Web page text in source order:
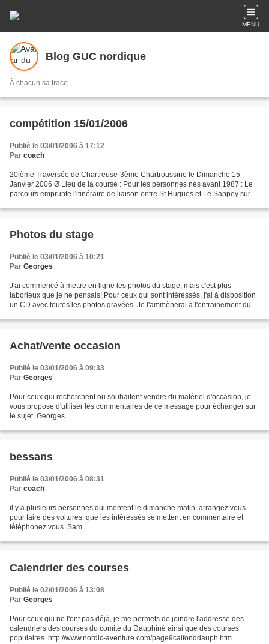
MENU
Blog GUC nordique
À chacun sa trace
compétition 15/01/2006
Publié le 03/01/2006 à 17:12
Par coach
20ième Traversée de Chartreuse-3ème Chartroussine le Dimanche 15
Janvier 2006 Ø Lieu de la course : Pour les personnes nés avant 1987 : Le
parcours emprunte l'itinéraire de liaison entre St Hugues et Le Sappey sur
Photos du stage
Publié le 03/01/2006 à 10:21
Par Georges
J'ai commencé à mettre en ligne les photos du stage, mais c'est plus
laborieux que je ne pensais! Pour ceux qui sont intéressés, j'ai à disposition
un CD avec toutes les photos gravées. Je l'ammènerai à l'entrainement du
Achat/vente occasion
Publié le 03/01/2006 à 09:33
Par Georges
Pour ceux qui recherchent ou souhaitent vendre du matériel d'occasion, je
vous propose d'utiliser les commentaires de ce message pour échanger sur
le sujet. Georges
bessans
Publié le 03/01/2006 à 08:31
Par coach
il y a plusieurs personnes qui montent le dimanche matin. arrangez vous
pour faire des voitures. que les intéréssés se mettent en commentaire et
téléphonez vous. Sam
Calendrier des courses
Publié le 02/01/2006 à 13:08
Par Georges
Pour ceux qui ne l'ont pas déjà, je me permets de joindre l'addresse des
calendriers des courses du comité du Dauphiné ainsi que des courses
populaires. http://www.nordic-aventure.com/page9calfonddauph.htm